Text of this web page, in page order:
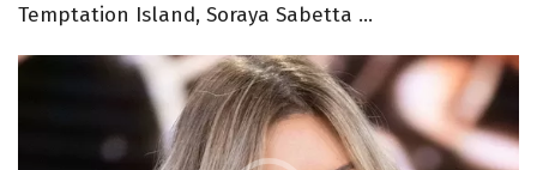
Temptation Island, Soraya Sabetta ...